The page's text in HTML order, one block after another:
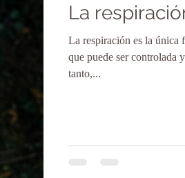
La
La respiración es la única
que puede ser controlada
tanto,...